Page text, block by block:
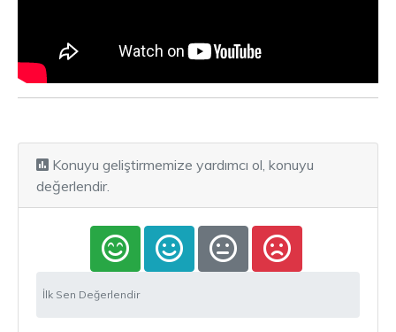
Konuyu geliştirmemize yardımcı ol, konuyu
değerlendir.
İlk Sen Değerlendir